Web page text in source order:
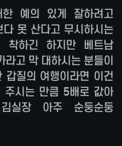
한 예의 있게 잘하려고
못 산다고 무시하시는
하긴 하지만 베트남
라고 막 대하시는 분들이
질의 여행이라면 이건
시는 만큼 5배로 값아
실장 아주 순둥순둥